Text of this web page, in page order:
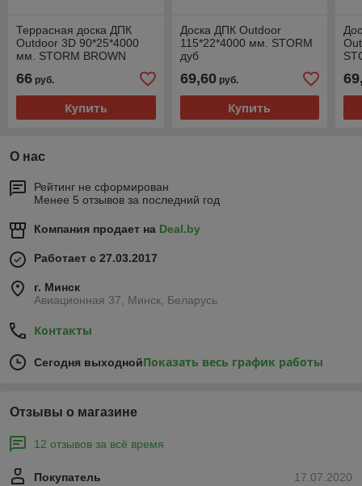
Террасная доска ДПК
Outdoor 3D 90*25*4000
мм. STORM BROWN
66 руб.
Купить
Доска ДПК Outdoor
115*22*4000 мм. STORM
дуб
69,60руб.
Купить
О нас
Рейтинг не сформирован
Менее 5 отзывов за последний год
Компания продает на Deal.by
Работает с 27.03.2017
г. Минск
Авиационная 37, Минск, Беларусь
Контакты
Сегодня выходнойПоказать весь график работы
Отзывы о магазине
12 отзывов за всё время
17.07.2020
Покупатель